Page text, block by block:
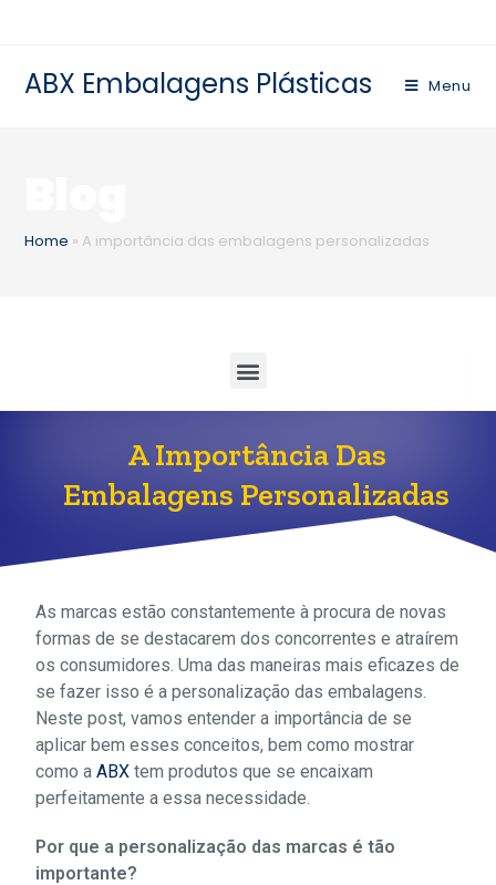
ABX Embalagens Plásticas Menu
Home » A importância das embalagens personalizadas
A Importância Das
Embalagens Personalizadas
As marcas estão constantemente à procura de novas
formas de se destacarem dos concorrentes e atraírem
os consumidores. Uma das maneiras mais eficazes de
se fazer isso é a personalização das embalagens.
Neste post, vamos entender a importância de se
aplicar bem esses conceitos, bem como mostrar
como aABX tem produtos que se encaixam
perfeitamente a essa necessidade.
Por que a personalização das marcas é tão
importante?